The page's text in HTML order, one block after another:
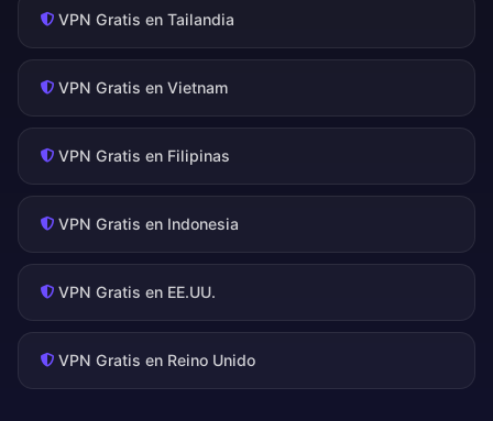
VPN Gratis en Tailandia
VPN Gratis en Vietnam
VPN Gratis en Filipinas
VPN Gratis en Indonesia
VPN Gratis en EE.UU.
VPN Gratis en Reino Unido